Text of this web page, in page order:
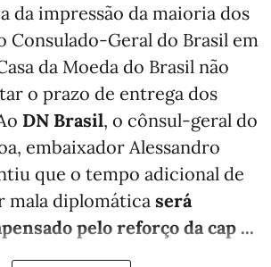
da impressão da maioria dos
Consulado-Geral do Brasil em
da Moeda do Brasil não
o prazo de entrega dos
DN Brasil, o cônsul-geral do
embaixador Alessandro
que o tempo adicional de
diplomática será
pelo reforço da cap ...